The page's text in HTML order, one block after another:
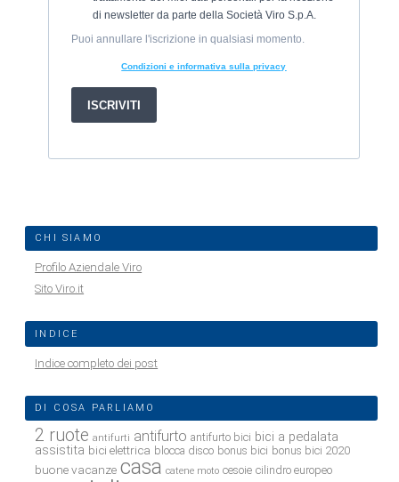
CHI SIAMO
Profilo Aziendale Viro
Sito Viro.it
INDICE
Indice completo dei post
DI COSA PARLIAMO
2 ruote antifurti antifurto antifurto bici bici a pedalata
assistita bici elettrica blocca disco bonus bici bonus bici 2020
buone vacanze casa catene moto cesoie cilindro europeo